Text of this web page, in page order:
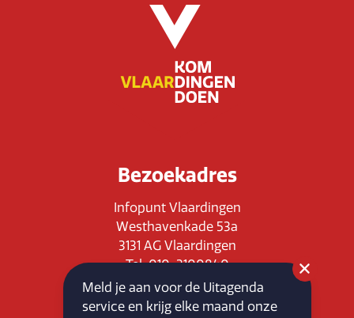
Bezoekadres
Infopunt Vlaardingen
Westhavenkade 53a
3131 AG Vlaardingen
Tel: 010-3100840
E-mail: info@vlaardingenpartners.nl
KvK: 71555544
Meld je aan voor de Uitagenda
service en krijg elke maand onze